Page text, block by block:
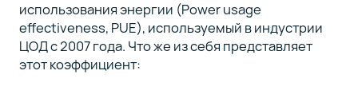
использования энергии (Power usage
effectiveness, PUE), используемый в индустрии
ЦОД с 2007 года. Что же из себя представляет
этот коэффициент: